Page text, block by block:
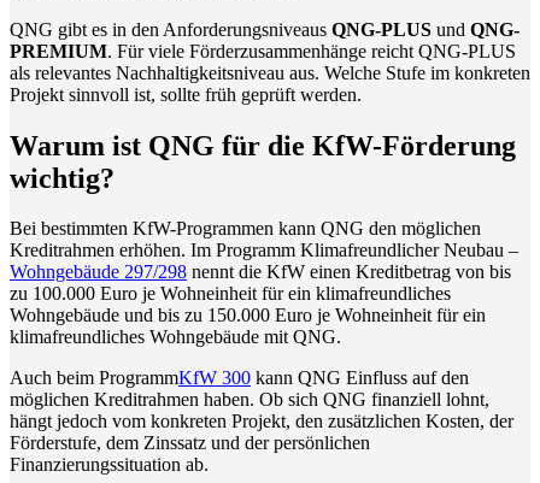
QNG gibt es in den Anforderungsniveaus QNG-PLUS und QNG-
PREMIUM. Für viele Förderzusammenhänge reicht QNG-PLUS
als relevantes Nachhaltigkeitsniveau aus. Welche Stufe im konkreten
Projekt sinnvoll ist, sollte früh geprüft werden.
Warum ist QNG für die KfW-Förderung
wichtig?
Bei bestimmten KfW-Programmen kann QNG den möglichen
Kreditrahmen erhöhen. Im Programm Klimafreundlicher Neubau –
Wohngebäude 297/298 nennt die KfW einen Kreditbetrag von bis
zu 100.000 Euro je Wohneinheit für ein klimafreundliches
Wohngebäude und bis zu 150.000 Euro je Wohneinheit für ein
klimafreundliches Wohngebäude mit QNG.
Auch beim ProgrammKfW 300 kann QNG Einfluss auf den
möglichen Kreditrahmen haben. Ob sich QNG finanziell lohnt,
hängt jedoch vom konkreten Projekt, den zusätzlichen Kosten, der
Förderstufe, dem Zinssatz und der persönlichen
Finanzierungssituation ab.